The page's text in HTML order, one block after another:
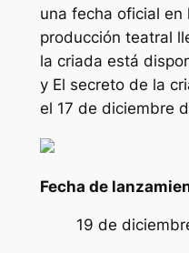
una fecha oficial en
producción teatral
la criada está
y El secreto de la
el 17 de diciembre
Fecha de
19 de